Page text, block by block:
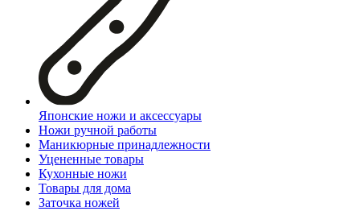
Японские ножи и аксессуары
Ножи ручной работы
Маникюрные принадлежности
Уцененные товары
Кухонные ножи
Товары для дома
Заточка ножей